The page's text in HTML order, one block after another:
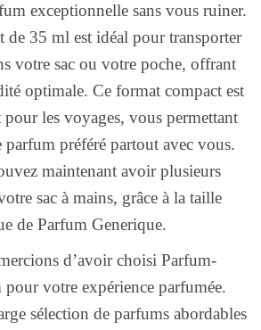
exceptionnelle sans vous ruiner.
de 35 ml est idéal pour transporter
votre sac ou votre poche, offrant
optimale. Ce format compact est
pour les voyages, vous permettant
parfum préféré partout avec vous.
maintenant avoir plusieurs
sac à mains, grâce à la taille
de Parfum Generique.
d’avoir choisi Parfum-
pour votre expérience parfumée.
sélection de parfums abordables